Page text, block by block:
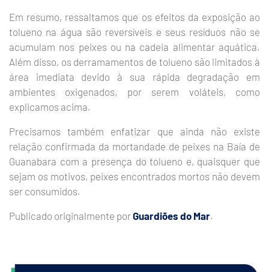
Em resumo, ressaltamos que os efeitos da exposição ao
tolueno na água são reversíveis e seus resíduos não se
acumulam nos peixes ou na cadeia alimentar aquática.
Além disso, os derramamentos de tolueno são limitados à
área imediata devido à sua rápida degradação em
ambientes oxigenados, por serem voláteis, como
explicamos acima.
Precisamos também enfatizar que ainda não existe
relação confirmada da mortandade de peixes na Baía de
Guanabara com a presença do tolueno e, quaisquer que
sejam os motivos, peixes encontrados mortos não devem
ser consumidos.
Publicado originalmente porGuardiões do Mar.